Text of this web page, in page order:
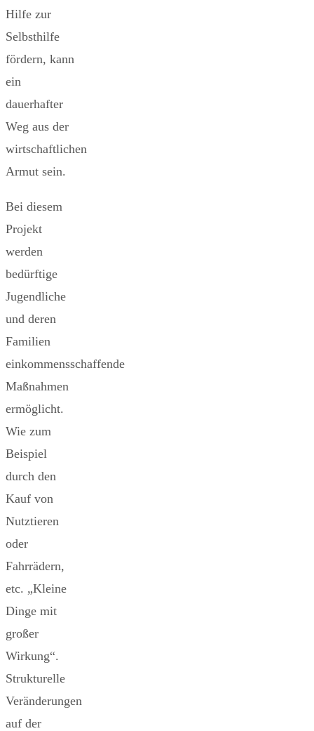
Hilfe zur
Selbsthilfe
fördern, kann
ein
dauerhafter
Weg aus der
wirtschaftlichen
Armut sein.
Bei diesem
Projekt
werden
bedürftige
Jugendliche
und deren
Familien
einkommensschaffende
Maßnahmen
ermöglicht.
Wie zum
Beispiel
durch den
Kauf von
Nutztieren
oder
Fahrrädern,
etc. „Kleine
Dinge mit
großer
Wirkung“.
Strukturelle
Veränderungen
auf der